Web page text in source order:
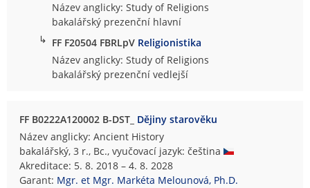
Název anglicky: Study of Religions
bakalářský prezenční hlavní
↳ FF F20504 FBRLpV Religionistika
Název anglicky: Study of Religions
bakalářský prezenční vedlejší
FF B0222A120002 B-DST_ Dějiny starověku
Název anglicky: Ancient History
bakalářský, 3 r., Bc., vyučovací jazyk: čeština
Akreditace: 5. 8. 2018 – 4. 8. 2028
Garant: Mgr. et Mgr. Markéta Melounová, Ph.D.